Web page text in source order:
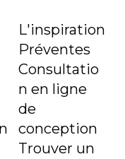
L'inspiration
Préventes
Consultatio
n en ligne
de
conception
Trouver un